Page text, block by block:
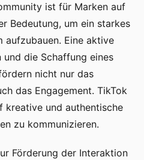
ist für Marken auf
Bedeutung, um ein starkes
aufzubauen. Eine aktive
und die Schaffung eines
nicht nur das
das Engagement. TikTok
kreative und authentische
zu kommunizieren.
Förderung der Interaktion